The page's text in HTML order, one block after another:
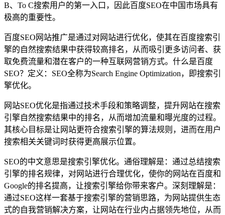
B、To C搜索用户的第一入口，因此百度SEO在中国市场具有
极高的重要性。
百度SEO网站推广是通过对网站进行优化，使其在百度搜索引
擎的自然搜索结果中获得较高排名，从而吸引更多访问者、获
取免费流量和潜在客户的一种互联网营销方式。什么是百度
SEO？定义：SEO全称为Search Engine Optimization，即搜索引
擎优化。
网站SEO优化是指通过技术手段和策略调整，提升网站在搜索
引擎自然搜索结果中的排名，从而增加流量和曝光度的过程。
其核心目标是让网站更符合搜索引擎的算法规则，进而在用户
搜索相关关键词时获得更高展示位置。
SEO的中文意思是搜索引擎优化。通俗理解是：通过总结搜索
引擎的排名规律，对网站进行合理优化，使你的网站在百度和
Google的排名提高，让搜索引擎给你带来客户。深刻理解是：
通过SEO这样一套基于搜索引擎的营销思路，为网站提供生态
式的自我营销解决方案，让网站在行业内占据领先地位，从而